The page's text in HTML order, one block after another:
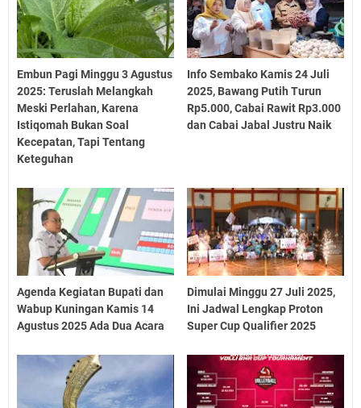
Embun Pagi Minggu 3 Agustus
2025: Teruslah Melangkah
Meski Perlahan, Karena
Istiqomah Bukan Soal
Kecepatan, Tapi Tentang
Keteguhan
Info Sembako Kamis 24 Juli
2025, Bawang Putih Turun
Rp5.000, Cabai Rawit Rp3.000
dan Cabai Jabal Justru Naik
Agenda Kegiatan Bupati dan
Wabup Kuningan Kamis 14
Agustus 2025 Ada Dua Acara
Dimulai Minggu 27 Juli 2025,
Ini Jadwal Lengkap Proton
Super Cup Qualifier 2025